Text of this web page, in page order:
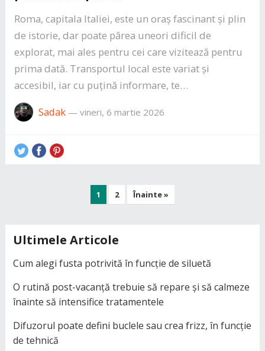
Roma, capitala Italiei, este un oraș fascinant și plin
de istorie, dar poate părea uneori dificil de
explorat, mai ales pentru cei care vizitează pentru
prima dată. Transportul local este variat și
accesibil, iar cu puțină informare, te…
Sadak— vineri, 6 martie 2026
1 2 Înainte »
Ultimele Articole
Cum alegi fusta potrivită în funcție de siluetă
O rutină post-vacanță trebuie să repare și să calmeze
înainte să intensifice tratamentele
Difuzorul poate defini buclele sau crea frizz, în funcție
de tehnică